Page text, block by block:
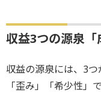
収益3つの源泉「
収益の源泉には、3つ
「歪み」「希少性」で